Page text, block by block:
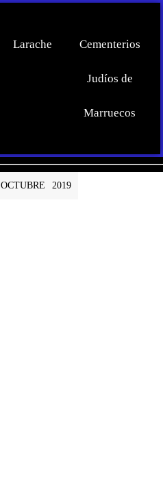
Larache Cementerios
Judíos de
Marruecos
OCTUBRE 2019